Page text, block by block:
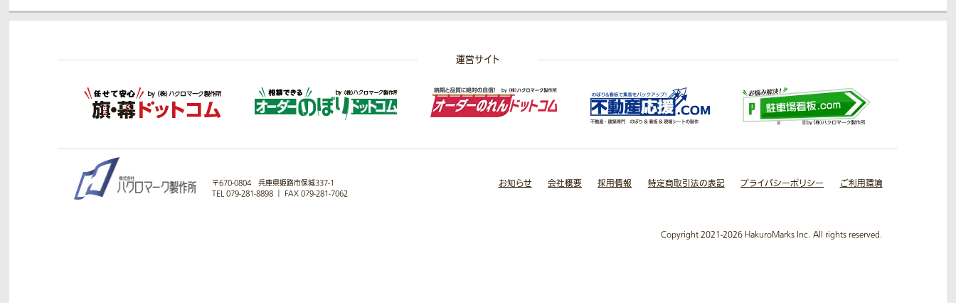
運営サイト
〒670-0804 兵庫県姫路市保城337-1
TEL 079-281-8898
FAX 079-281-7062
お知らせ 会社概要 採用情報 特定商取引法の表記 プライバシーポリシー ご利用環境
Copyright 2021-2026 HakuroMarks Inc. All rights reserved.